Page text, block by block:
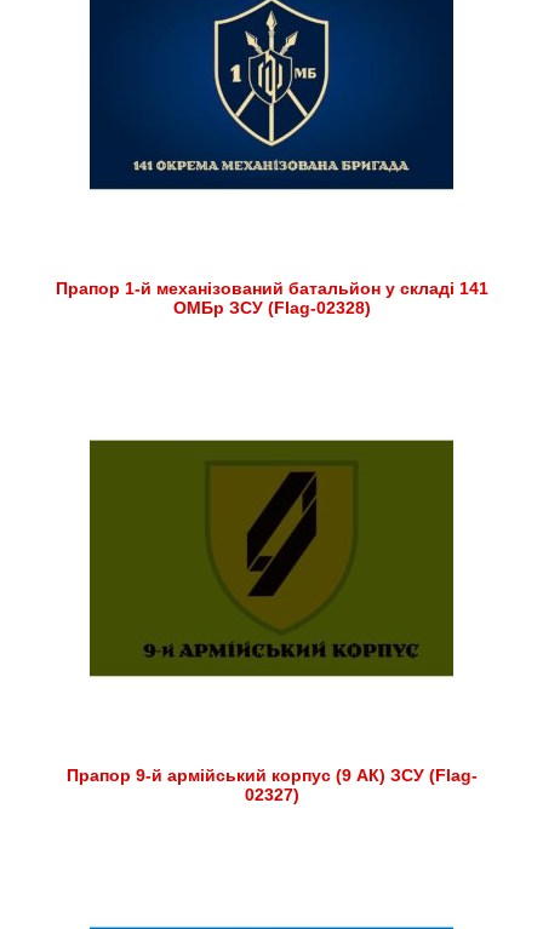
Прапор 1-й механізований батальйон у складі 141
ОМБр ЗСУ (Flag-02328)
Прапор 9-й армійський корпус (9 АК) ЗСУ (Flag-
02327)